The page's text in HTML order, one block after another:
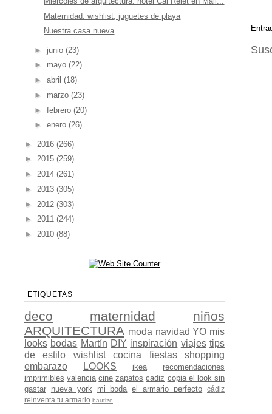
Maternidad: wishlist, juguetes de playa
Nuestra casa nueva
► junio (23)
► mayo (22)
► abril (18)
► marzo (23)
► febrero (20)
► enero (26)
► 2016 (266)
► 2015 (259)
► 2014 (261)
► 2013 (305)
► 2012 (303)
► 2011 (244)
► 2010 (88)
ETIQUETAS
deco maternidad
niños
ARQUITECTURA moda navidad YO mis
looks bodas Martín DIY inspiración viajes tips
de estilo
wishlist cocina fiestas
shopping
embarazo
LOOKS ikea
recomendaciones
imprimibles valencia cine zapatos cadiz copia el look sin
gastar nueva york mi boda el armario perfecto
cádiz
reinventa tu armario bautizo